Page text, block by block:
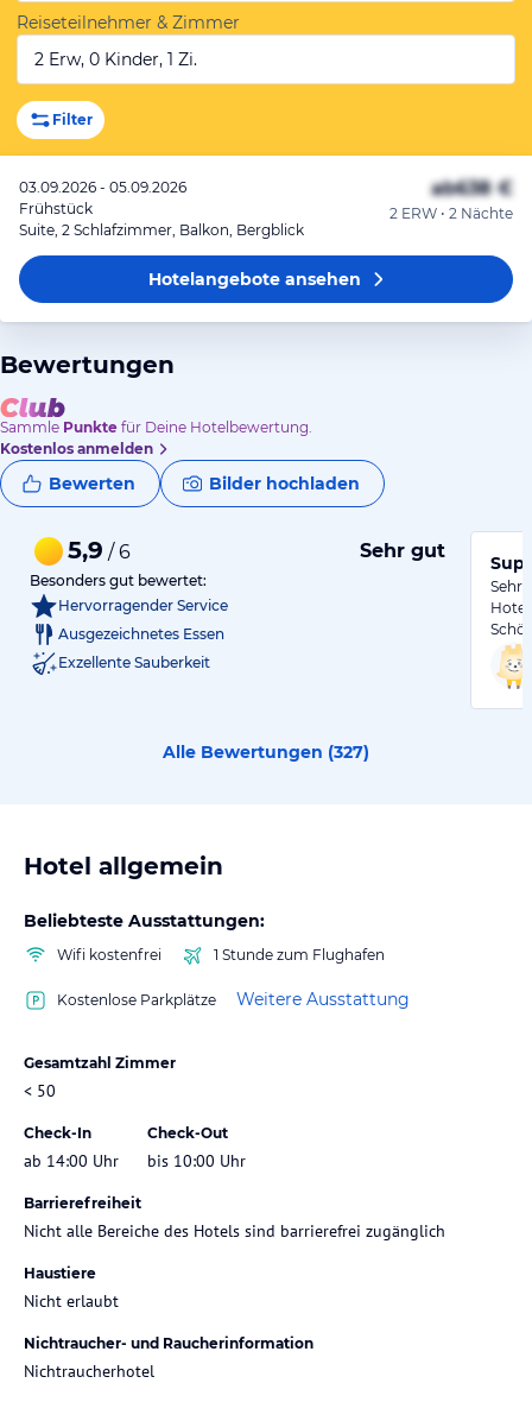
Reiseteilnehmer & Zimmer
2 Erw, 0 Kinder, 1 Zi.
Filter
03.09.2026 - 05.09.2026
Frühstück
Suite, 2 Schlafzimmer, Balkon, Bergblick
ab638 €
2 ERW • 2 Nächte
Hotelangeboteansehen
Bewertungen
Sammle Punkte für Deine Hotelbewertung.
Kostenlos anmelden
Bewerten Bilder hochladen
5,9 / 6 Sehr gut
Besonders gut bewertet:
Hervorragender Service
Ausgezeichnetes Essen
Exzellente Sauberkeit
Sehr
Hotel.
Alle Bewertungen (327)
Hotel allgemein
Beliebteste Ausstattungen:
Wifi kostenfrei 1 Stunde zum Flughafen
Kostenlose Parkplätze Weitere Ausstattung
Gesamtzahl Zimmer
< 50
Check-In
ab 14:00 Uhr
Check-Out
bis 10:00 Uhr
Barrierefreiheit
Nicht alle Bereiche des Hotels sind barrierefrei zugänglich
Haustiere
Nicht erlaubt
Nichtraucher- und Raucherinformation
Nichtraucherhotel